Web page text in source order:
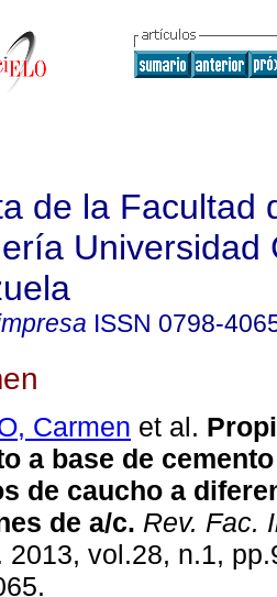
de la Facultad
Universidad
ISSN 0798-
Carmen et al.
a base de
de caucho a
de a/c. Rev. Fac.
2013, vol.28, n.1,